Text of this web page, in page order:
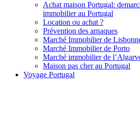
Achat maison Portugal:
immobilier au Portugal
Location ou achat ?
Prévention des arnaques
Marché Immobilier de
Marché Immobilier de Porto
Marché immobilier de
Maison pas cher au Portugal
Voyage Portugal